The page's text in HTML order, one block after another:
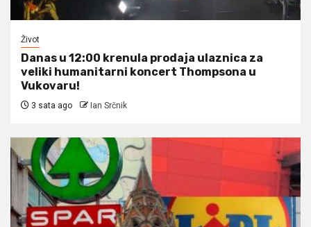
Život
Danas u 12:00 krenula prodaja ulaznica za
veliki humanitarni koncert Thompsona u
Vukovaru!
3 sata ago Ian Srčnik